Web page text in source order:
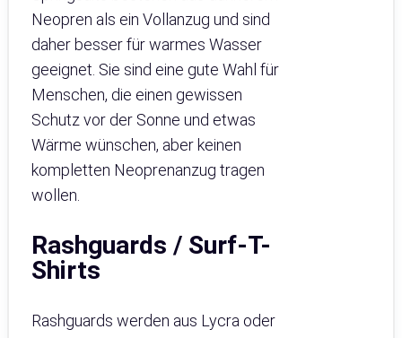
Neopren als ein Vollanzug und sind
daher besser für warmes Wasser
geeignet. Sie sind eine gute Wahl für
Menschen, die einen gewissen
Schutz vor der Sonne und etwas
Wärme wünschen, aber keinen
kompletten Neoprenanzug tragen
wollen.
Rashguards / Surf-T-
Shirts
Rashguards werden aus Lycra oder